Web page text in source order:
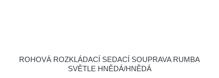
ROHOVÁ ROZKLÁDACÍ SEDACÍ SOUPRAVA RUMBA
SVĚTLE HNĚDÁ/HNĚDÁ